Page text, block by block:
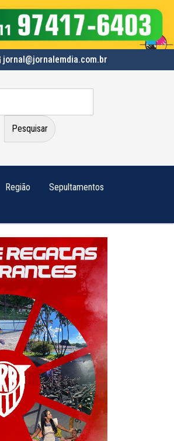
jornal@jornalemdia.com.br
Região Sepultamentos